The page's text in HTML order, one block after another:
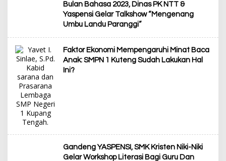
Bulan Bahasa 2023, Dinas PK NTT &
Yaspensi Gelar Talkshow “Mengenang
Umbu Landu Paranggi”
Faktor Ekonomi Mempengaruhi Minat Baca
Anak: SMPN 1 Kuteng Sudah Lakukan Hal
Ini?
Gandeng YASPENSI, SMK Kristen Niki-Niki
Gelar Workshop Literasi Bagi Guru Dan